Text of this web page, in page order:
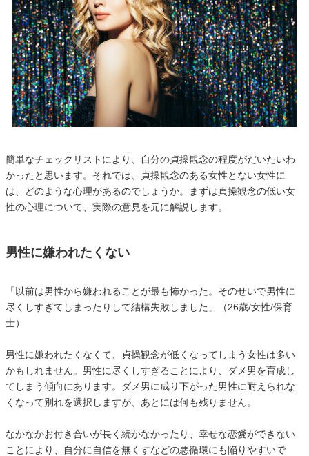
簡単なチェックリストにより、自分の貞操観念の程度がだいたいわ
かったと思います。それでは、貞操観念のある女性とない女性に
は、どのような心理があるのでしょうか。まずは貞操観念の低い女
性の心理について、実際の意見を元に解説します。
男性に嫌われたくない
「以前は男性から嫌われることが最も怖かった。そのせいで男性に
尽くしすぎてしまったりして結構失敗しました」（26歳/女性/保育
士）
男性に嫌われたくなくて、貞操観念が低くなってしまう女性は多い
かもしれません。男性に尽くしすぎることにより、ダメ男を育成し
てしまう傾向にあります。ダメ男に成り下がった男性に耐えられな
くなって別れを選択しますが、あとには何も残りません。
なかなかお付き合いが長く続かなかったり、幸せな恋愛ができない
ことにより、自分に自信を無くすなどの悪循環にも陥りやすいで